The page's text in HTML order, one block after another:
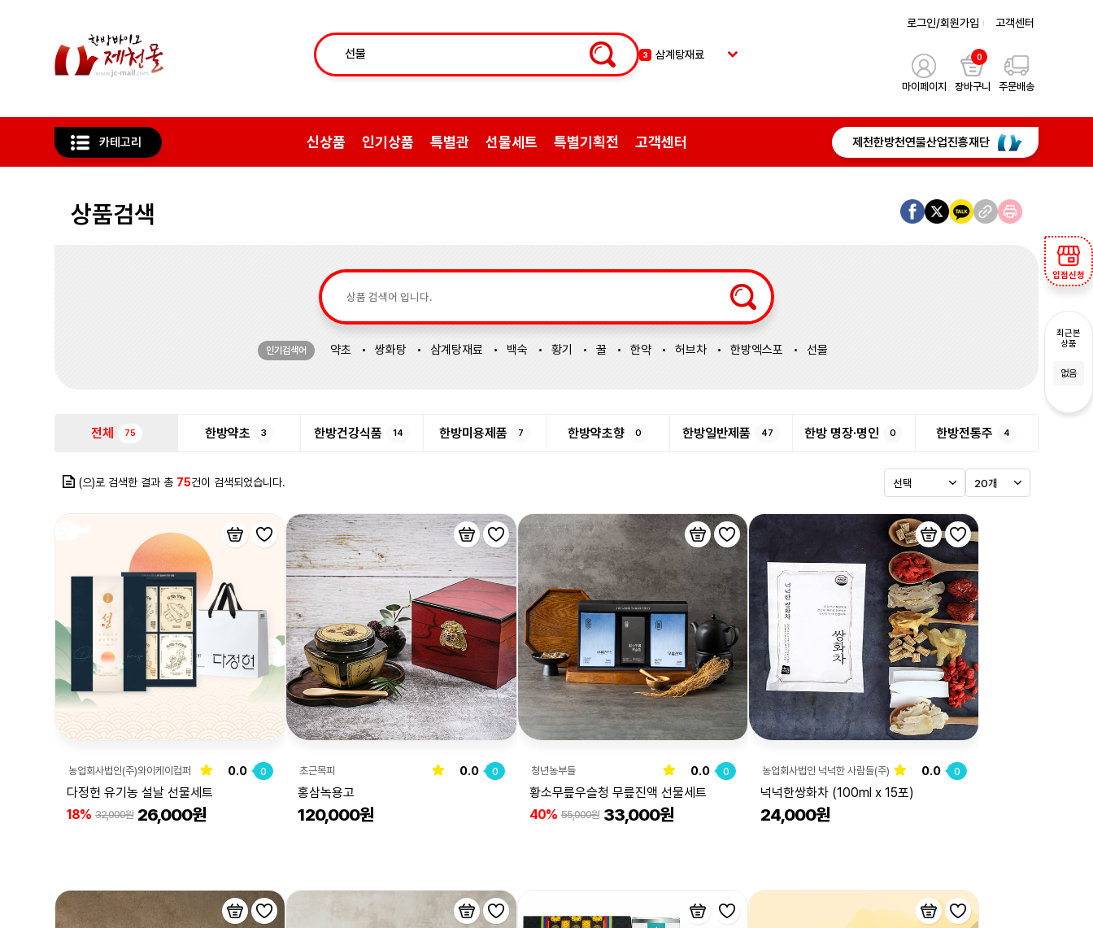
4 백숙
허브차
3 삼계탕재료
로그인/회원가입 고객센터
마이페이지
0
장바구니 주문배송
카테고리 신상품 인기상품 특별관 선물세트 특별기획전 고객센터 제천한방천연물산업진흥재단
입점신청
최근본
상품
없음
상품검색
인기검색어 약초 쌍화탕 삼계탕재료 백숙 황기 꿀 한약 허브차 한방엑스포 선물
전체 75 한방약초 3 한방건강식품 14 한방미용제품 7 한방약초향 0 한방일반제품 47 한방 명장·명인 0 한방전통주 4
(으)로 검색한 결과 총 75건이 검색되었습니다.
농업회사법인(주)와이케이컴퍼
니
0.0 0
다정헌 유기농 설날 선물세트
18% 32,000원 26,000원
초근목피 0.0 0
홍삼녹용고
120,000원
청년농부들 0.0 0
황소무릎우슬청 무릎진액 선물세트
40% 55,000원 33,000원
농업회사법인 넉넉한 사람들(주) 0.0 0
넉넉한쌍화차 (100ml x 15포)
24,000원